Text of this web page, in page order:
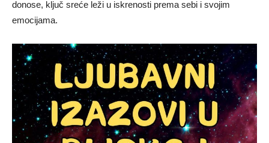
donose, ključ sreće leži u iskrenosti prema sebi i svojim
emocijama.